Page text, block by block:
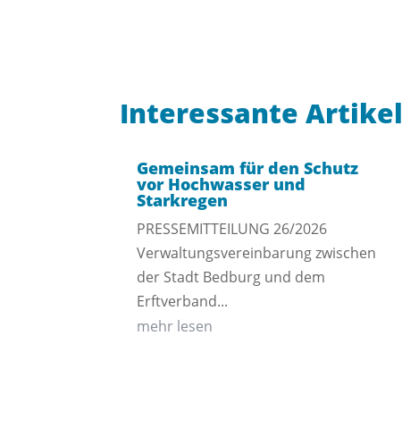
Interessante Artikel
Gemeinsam für den Schutz
vor Hochwasser und
Starkregen
PRESSEMITTEILUNG 26/2026
Verwaltungsvereinbarung zwischen
der Stadt Bedburg und dem
Erftverband...
mehr lesen